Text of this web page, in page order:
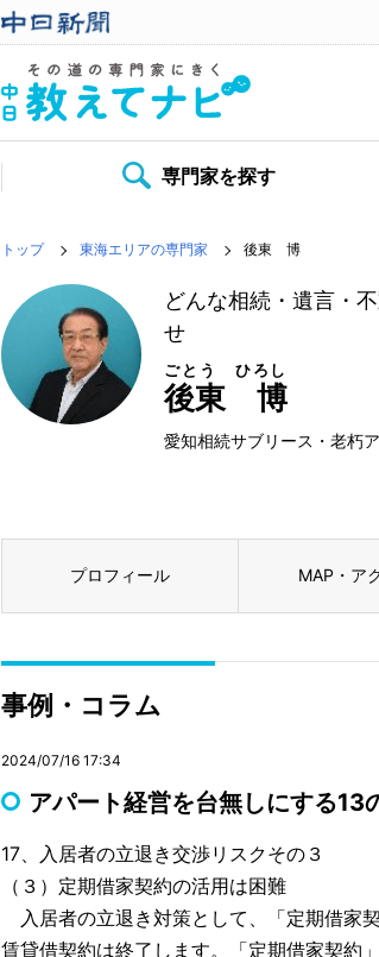
専門家を探す
トップ 東海エリアの専門家 後東 博
どんな相続・遺言・
せ
後東 博
ごとう ひろし
愛知相続サブリース・老朽
プロフィール MAP・ア
事例・コラム
2024/07/16 17:34
アパート経営を台無しにする13
17、入居者の立退き交渉リスクその３
（３）定期借家契約の活用は困難
入居者の立退き対策として、「定期借家
賃貸借契約は終了します。「定期借家契約